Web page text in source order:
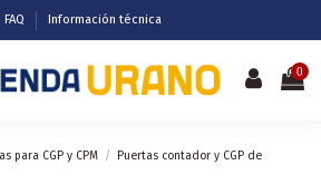
FAQ Información técnica
0
para CGP y CPM
Puertas contador y CGP de